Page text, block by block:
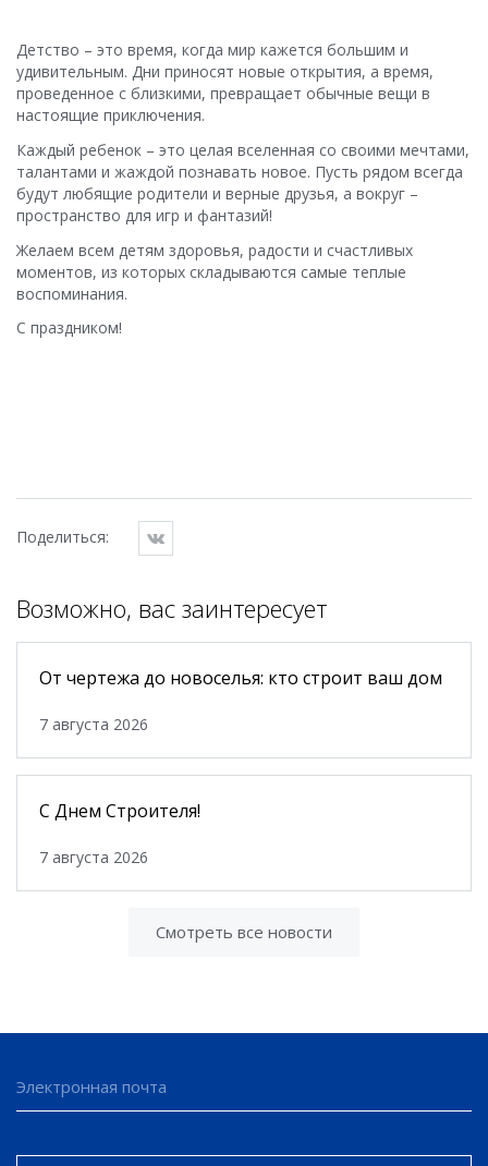
Детство – это время, когда мир кажется большим и
удивительным. Дни приносят новые открытия, а время,
проведенное с близкими, превращает обычные вещи в
настоящие приключения.
Каждый ребенок – это целая вселенная со своими мечтами,
талантами и жаждой познавать новое. Пусть рядом всегда
будут любящие родители и верные друзья, а вокруг –
пространство для игр и фантазий!
Желаем всем детям здоровья, радости и счастливых
моментов, из которых складываются самые теплые
воспоминания.
С праздником!
Поделиться:
Возможно, вас заинтересует
От чертежа до новоселья: кто строит ваш дом
7 августа 2026
С Днем Строителя!
7 августа 2026
Смотреть все новости